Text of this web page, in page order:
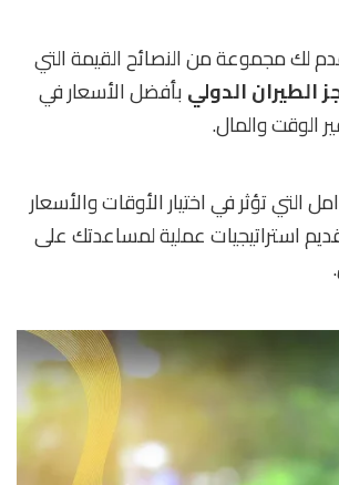
لك مجموعة من النصائح القيمة التي
الطيران الدولي بأفضل الأسعار في
تؤثر في اختيار الأوقات والأسعار
استراتيجيات عملية لمساعدتك على